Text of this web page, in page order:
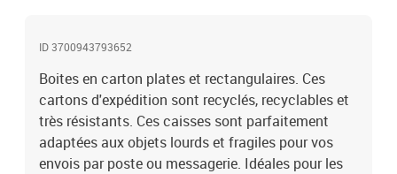
ID 3700943793652
Boites en carton plates et rectangulaires. Ces
cartons d'expédition sont recyclés, recyclables et
très résistants. Ces caisses sont parfaitement
adaptées aux objets lourds et fragiles pour vos
envois par poste ou messagerie. Idéales pour les